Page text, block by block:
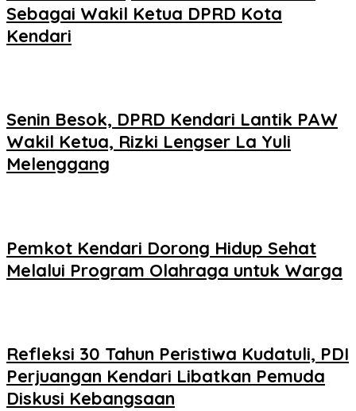
Sebagai Wakil Ketua DPRD Kota
Kendari
Senin Besok, DPRD Kendari Lantik PAW
Wakil Ketua, Rizki Lengser La Yuli
Melenggang
Pemkot Kendari Dorong Hidup Sehat
Melalui Program Olahraga untuk Warga
Refleksi 30 Tahun Peristiwa Kudatuli, PDI
Perjuangan Kendari Libatkan Pemuda
Diskusi Kebangsaan